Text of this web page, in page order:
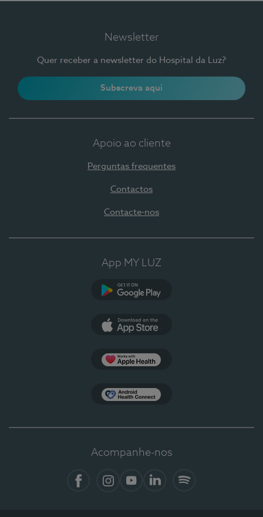
Newsletter
Quer receber a newsletter do Hospital da Luz?
Subscreva aqui
Apoio ao cliente
Perguntas frequentes
Contactos
Contacte-nos
App MY LUZ
Acompanhe-nos